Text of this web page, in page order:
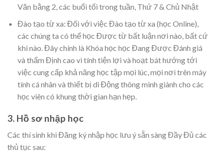
Văn bằng 2, các buổi tối trong tuần, Thứ 7 & Chủ Nhật
Đào tạo từ xa: Đối với việc Đào tạo từ xa (học Online),
các chúng ta có thể học Được từ bất luận nơi nào, bất cứ
khi nào. Đây chính là Khóa học học Đang Được Đánh giá
và thẩm Định cao vì tính tiện lợi và hoạt bát hướng tới
việc cung cấp khả năng học tập mọi lúc, mọi nơi trên máy
tính cá nhân và thiết bị di Động thông minh giành cho các
học viên có khung thời gian hạn hẹp.
3. Hồ sơ nhập học
Các thí sinh khi Đăng ký nhập học lưu ý sẵn sàng Đầy Đủ các
thủ tục sau: